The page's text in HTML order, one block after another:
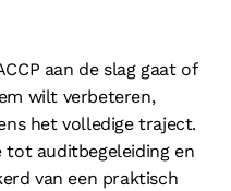
aan de slag gaat of
wilt verbeteren,
het volledige traject.
tot auditbegeleiding en
van een praktisch